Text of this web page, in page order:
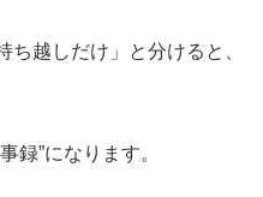
越しだけ」と分けると、
録”になります。